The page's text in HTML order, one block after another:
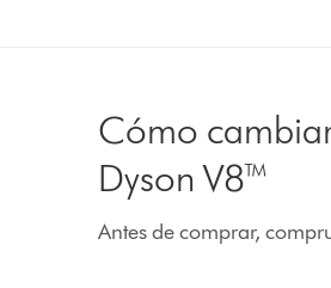
Cómo
Dyson V8™
Antes de comprar,